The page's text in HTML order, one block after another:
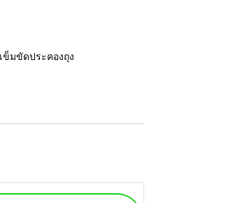
ข็มขัดประคองถุง